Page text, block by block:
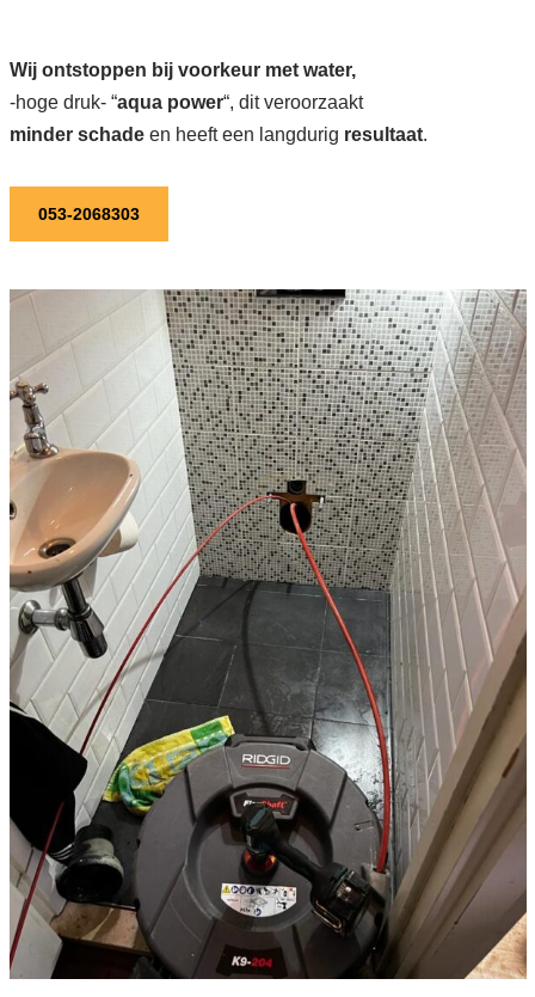
Wij ontstoppen bij voorkeur met water,
-hoge druk- “aqua power“, dit veroorzaakt
minder schadeen heeft een langdurig resultaat.
053-2068303